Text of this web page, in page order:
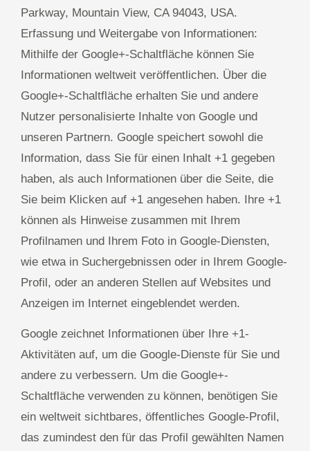
Parkway, Mountain View, CA 94043, USA.
Erfassung und Weitergabe von Informationen:
Mithilfe der Google+-Schaltfläche können Sie
Informationen weltweit veröffentlichen. Über die
Google+-Schaltfläche erhalten Sie und andere
Nutzer personalisierte Inhalte von Google und
unseren Partnern. Google speichert sowohl die
Information, dass Sie für einen Inhalt +1 gegeben
haben, als auch Informationen über die Seite, die
Sie beim Klicken auf +1 angesehen haben. Ihre +1
können als Hinweise zusammen mit Ihrem
Profilnamen und Ihrem Foto in Google-Diensten,
wie etwa in Suchergebnissen oder in Ihrem Google-
Profil, oder an anderen Stellen auf Websites und
Anzeigen im Internet eingeblendet werden.
Google zeichnet Informationen über Ihre +1-
Aktivitäten auf, um die Google-Dienste für Sie und
andere zu verbessern. Um die Google+-
Schaltfläche verwenden zu können, benötigen Sie
ein weltweit sichtbares, öffentliches Google-Profil,
das zumindest den für das Profil gewählten Namen